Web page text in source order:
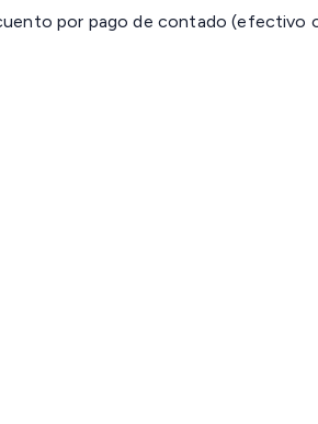
por pago de contado (efectivo